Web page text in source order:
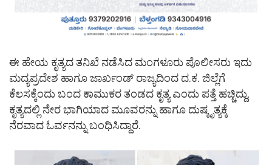
ಈ ಹೇಯ ಕೃತ್ಯದ ತನಿಖೆ ನಡೆಸಿದ ಮಂಗಳೂರು ಪೊಲೀಸರು ಇದು
ಮದ್ಯಪ್ರದೇಶ ಹಾಗೂ ಜಾರ್ಖಂಡ್‌ ರಾಜ್ಯದಿಂದ ದ.ಕ. ಜಿಲ್ಲೆಗೆ
ಕೆಲಸಕ್ಕೆಂದು ಬಂದ ಕಾಮುಕರ ತಂಡದ ಕೃತ್ಯ ಎಂದು ಪತ್ತೆ ಹಚ್ಚಿದ್ದು,
ಕೃತ್ಯದಲ್ಲಿ ನೇರ ಭಾಗಿಯಾದ ಮೂವರನ್ನು ಹಾಗೂ ದುಷ್ಕೃತ್ಯಕ್ಕೆ
ನೆರವಾದ ಓರ್ವನನ್ನು ಬಂಧಿಸಿದ್ದಾರೆ.